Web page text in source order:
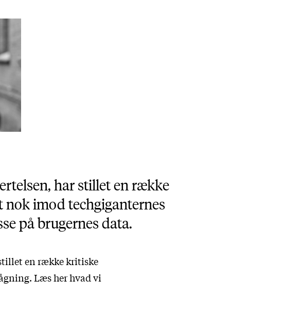
har stillet en række
imod techgiganternes
på brugernes data.
en række kritiske
Læs her hvad vi